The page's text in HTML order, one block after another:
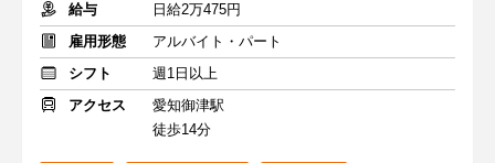
給与
日給2万475円
雇用形態
アルバイト・パート
シフト
週1日以上
アクセス
愛知御津駅
徒歩14分